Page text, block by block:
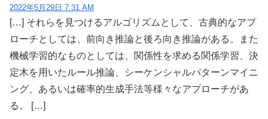
2022年5月29日 7:31 AM
[…] それらを見つけるアルゴリズムとして、古典的なアプ
ローチとしては、前向き推論と後ろ向き推論がある。また
機械学習的なものとしては、関係性を求める関係学習、決
定木を用いたルール推論、シーケンシャルパターンマイニ
ング、あるいは確率的生成手法等様々なアプローチがあ
る。 […]